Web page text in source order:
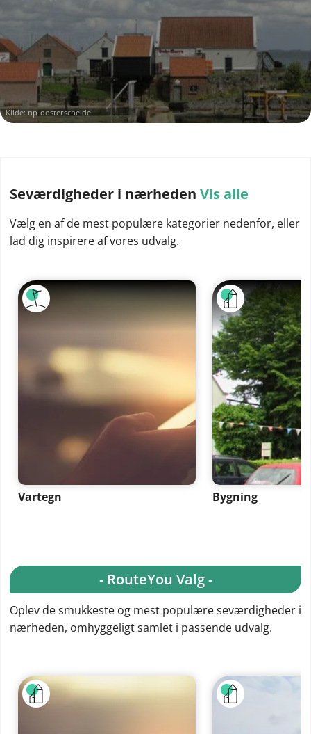
Kilde: np-oosterschelde
Seværdigheder i nærheden Vis alle
Vælg en af de mest populære kategorier nedenfor, eller
lad dig inspirere af vores udvalg.
Vartegn Bygning
- RouteYou Valg -
Oplev de smukkeste og mest populære seværdigheder i
nærheden, omhyggeligt samlet i passende udvalg.